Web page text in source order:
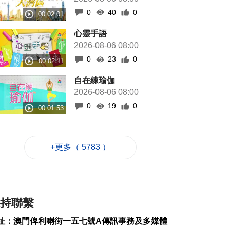
0 40 0
心靈手語
2026-08-06 08:00
0 23 0
自在練瑜伽
2026-08-06 08:00
0 19 0
+更多（ 5783 ）
聯繫
：澳門俾利喇街一五七號A傳訊事務及多媒體